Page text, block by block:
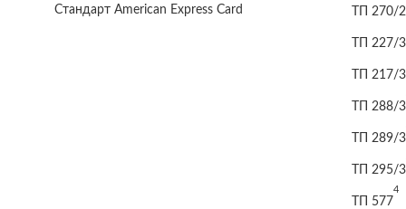
Стандарт American Express Card
ТП 270/2
ТП 227/3
ТП 217/3
ТП 288/3
ТП 289/3
ТП 295/3
ТП 577
4